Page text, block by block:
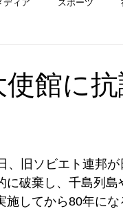
ディア スポーツ
使館に
、旧ソビエト連邦が
に破棄し、千島列島
施してから80年に